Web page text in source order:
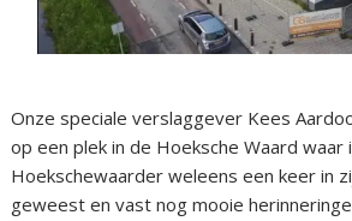
Onze speciale verslaggever Kees
op een plek in de Hoeksche Waard waar
Hoekschewaarder weleens een keer in
geweest en vast nog mooie